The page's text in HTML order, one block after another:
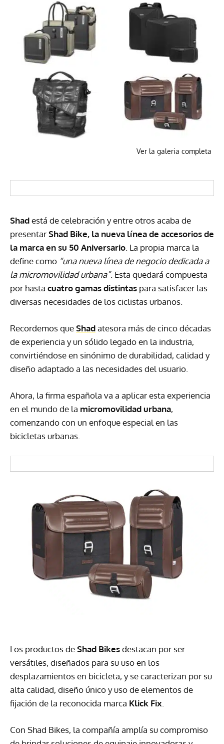
Ver la galeria completa
Shadestá de celebración y entre otros acaba de
presentarShad Bike, la nueva línea de accesorios de
la marca en su 50 Aniversario . La propia marca la
define como “una nueva línea de negocio dedicada a
la micromovilidad urbana”. Esta quedará compuesta
por hasta cuatro gamas distintas para satisfacer las
diversas necesidades de los ciclistas urbanos.
Recordemos queShadatesora más de cinco décadas
de experiencia y un sólido legado en la industria,
convirtiéndose en sinónimo de durabilidad, calidad y
diseño adaptado a las necesidades del usuario.
Ahora, la firma española va a aplicar esta experiencia
en el mundo de la micromovilidad urbana,
comenzando con un enfoque especial en las
bicicletas urbanas.
Los productos deShad Bikesdestacan por ser
versátiles, diseñados para su uso en los
desplazamientos en bicicleta, y se caracterizan por su
alta calidad, diseño único y uso de elementos de
fijación de la reconocida marca Klick Fix
Con Shad Bikes, la compañía amplía su compromiso